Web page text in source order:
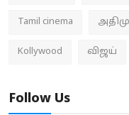
Tamil cinema
Kollywood விஜய்
Follow Us